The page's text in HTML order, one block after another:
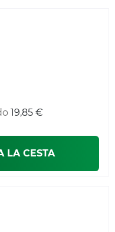
19,85 €
LA CESTA